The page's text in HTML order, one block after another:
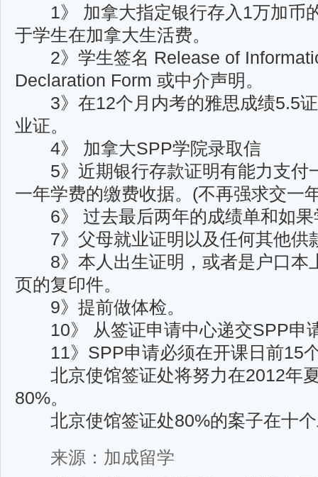
1》 加拿大指定银行存入1万加币
于学生在加拿大生活费。
2》学生签名 Release of
Declaration Form 或中介声明。
3》在12个月内考的雅思成绩5.5证
业证。
4》 加拿大SPP学院录取信
5》近期银行存款证明有能力支付
一年学费的缴费收据。(不再强求交一
6》 过去最后两年的成绩单和如果
7》父母就业证明以及任何其他供
8》本人出生证明，或者是户口本
页的复印件。
9》提前做体检。
10》 从签证申请中心递交SPP申
11》SPP申请必须在开课日前15
北京使馆签证处将努力在2012年
80%。
北京使馆签证处80%的案子在十个
来源：加成留学